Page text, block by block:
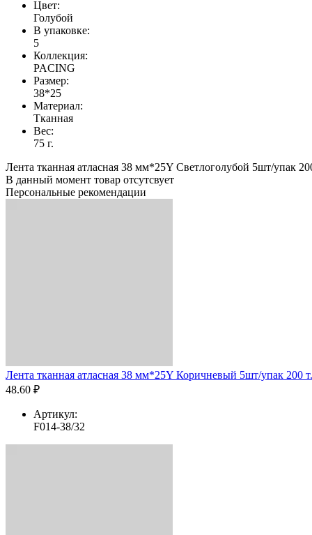
Цвет:
Голубой
В упаковке:
5
Коллекция:
PACING
Размер:
38*25
Материал:
Тканная
Вес:
75 г.
Лента тканная атласная 38 мм*25Y Светлоголубой 5шт/упак
В данный момент товар отсутсвует
Персональные рекомендации
Лента тканная атласная 38 мм*25Y Коричневый 5шт/упак 200
48.60 ₽
Артикул:
F014-38/32